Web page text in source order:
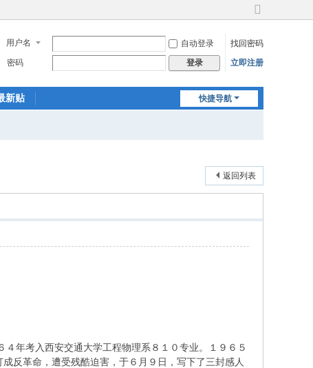
切
到
宽
用户名 自动登录
找回密码
密码
登录 立即注册
快捷导航
新贴
返回列表
年考入西安交通大学工程物理系８１０专业。１９６５
反革命，遭受残酷迫害，于６月９日，写下了三封感人